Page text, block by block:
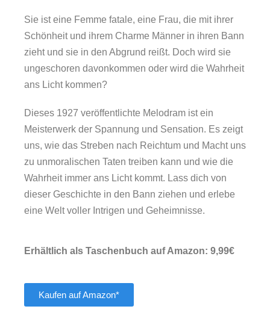
Sie ist eine Femme fatale, eine Frau, die mit ihrer
Schönheit und ihrem Charme Männer in ihren Bann
zieht und sie in den Abgrund reißt. Doch wird sie
ungeschoren davonkommen oder wird die Wahrheit
ans Licht kommen?
Dieses 1927 veröffentlichte Melodram ist ein
Meisterwerk der Spannung und Sensation. Es zeigt
uns, wie das Streben nach Reichtum und Macht uns
zu unmoralischen Taten treiben kann und wie die
Wahrheit immer ans Licht kommt. Lass dich von
dieser Geschichte in den Bann ziehen und erlebe
eine Welt voller Intrigen und Geheimnisse.
Erhältlich als Taschenbuch auf Amazon: 9,99€
Kaufen auf Amazon*